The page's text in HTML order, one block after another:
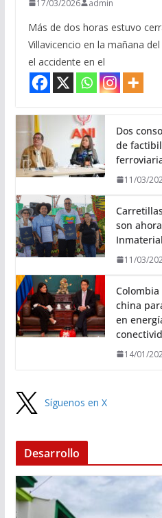
17/03/2026 admin
Más de dos horas estuvo
Villavicencio en la mañana
el accidente en el
Dos
de
11/03/
son
11/03/
china
en
14/01/
Síguenos en X
Desarrollo